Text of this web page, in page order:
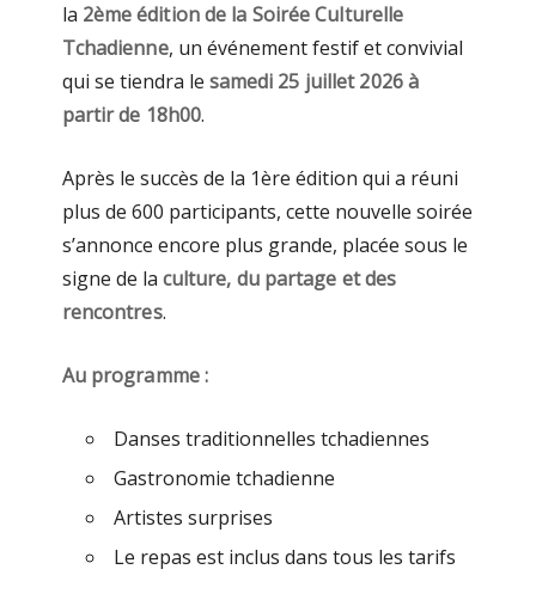
la 2ème édition de la Soirée Culturelle
Tchadienne, un événement festif et convivial
qui se tiendra le samedi 25 juillet 2026 à
partir de 18h00.
Après le succès de la 1ère édition qui a réuni
plus de 600 participants, cette nouvelle soirée
s’annonce encore plus grande, placée sous le
signe de la culture, du partage et des
rencontres.
Au programme :
Danses traditionnelles tchadiennes
Gastronomie tchadienne
Artistes surprises
Le repas est inclus dans tous les tarifs